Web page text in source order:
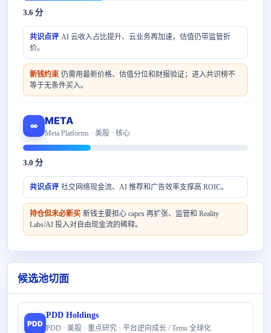
3.6 分
共识点评 AI 云收入占比提升、云业务再加速，估值仍带监管折
价。
新钱约束 仍需用最新价格、估值分位和财报验证；进入共识榜不
等于无条件买入。
∞ META
Meta Platforms · 美股 · 核心
3.0 分
共识点评 社交网络现金流、AI 推荐和广告效率支撑高 ROIC。
持仓但未必新买 新钱主要担心 capex 再扩张、监管和 Reality
Labs/AI 投入对自由现金流的稀释。
候选池切面
PDD
PDD Holdings
PDD · 美股 · 重点研究 · 平台逆向成长 / Temu 全球化